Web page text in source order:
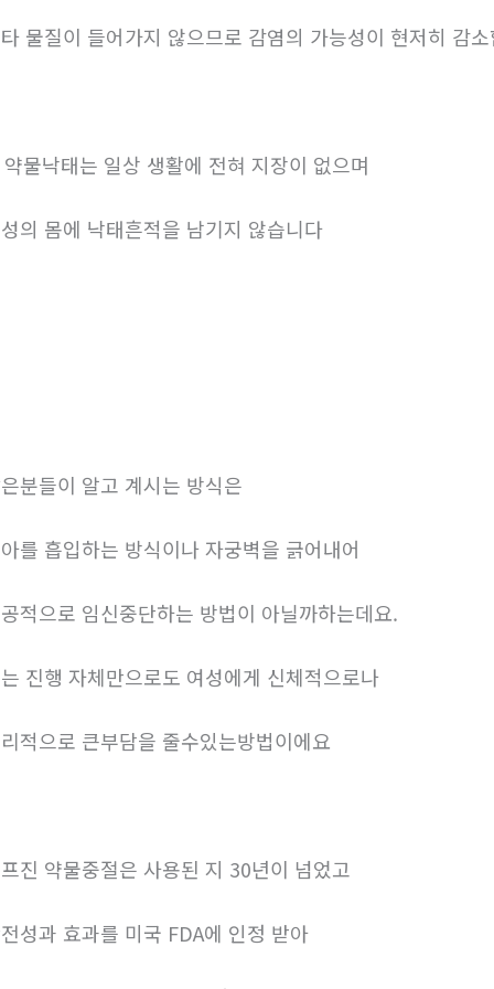
물질이 들어가지 않으므로 감염의 가능성이 현저히 감
물낙태는 일상 생활에 전혀 지장이 없으며
의 몸에 낙태흔적을 남기지 않습니다
분들이 알고 계시는 방식은
를 흡입하는 방식이나 자궁벽을 긁어내어
적으로 임신중단하는 방법이 아닐까하는데요.
진행 자체만으로도 여성에게 신체적으로나
적으로 큰부담을 줄수있는방법이에요
진 약물중절은 사용된 지 30년이 넘었고
성과 효과를 미국 FDA에 인정 받아